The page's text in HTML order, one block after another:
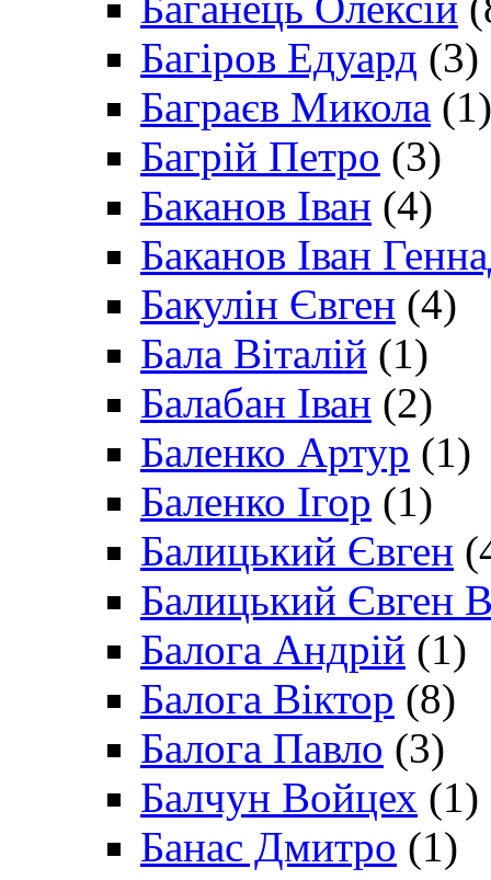
Багіров Едуард (3)
Баграєв Микола (1)
Багрій Петро (3)
Баканов Іван (4)
Баканов Іван
Бакулін Євген (4)
Бала Віталій (1)
Балабан Іван (2)
Баленко Артур (1)
Баленко Ігор (1)
Балицький Євген
Балицький Євген
Балога Андрій (1)
Балога Віктор (8)
Балога Павло (3)
Балчун Войцех (1)
Банас Дмитро (1)